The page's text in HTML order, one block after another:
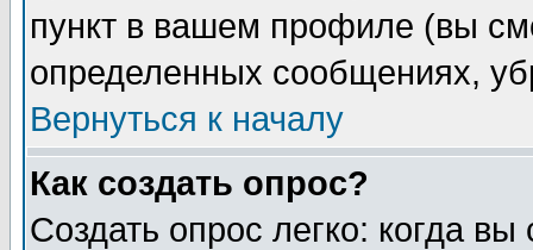
пункт в вашем профиле (вы
определенных сообщениях,
Вернуться к началу
Как создать опрос?
Создать опрос легко: когда